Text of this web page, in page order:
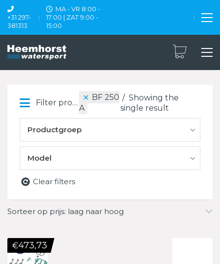
+31 297-
381313
MA - VR 8:00 -
17:00 | ZAT 9:00 -
15:00
Filter products
BF 250
A
Showing the
single result
Productgroep
Model
Clear filters
Sorteer op prijs: laag naar hoog
€473,73